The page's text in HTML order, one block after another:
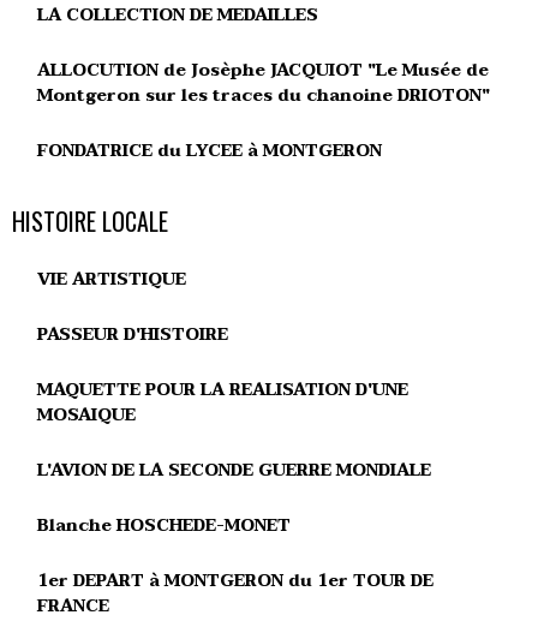
LA COLLECTION DE MEDAILLES
ALLOCUTION de Josèphe JACQUIOT "Le Musée de
Montgeron sur les traces du chanoine DRIOTON"
FONDATRICE du LYCEE à MONTGERON
HISTOIRE LOCALE
VIE ARTISTIQUE
PASSEUR D'HISTOIRE
MAQUETTE POUR LA REALISATION D'UNE
MOSAIQUE
L'AVION DE LA SECONDE GUERRE MONDIALE
Blanche HOSCHEDE-MONET
1er DEPART à MONTGERON du 1er TOUR DE
FRANCE